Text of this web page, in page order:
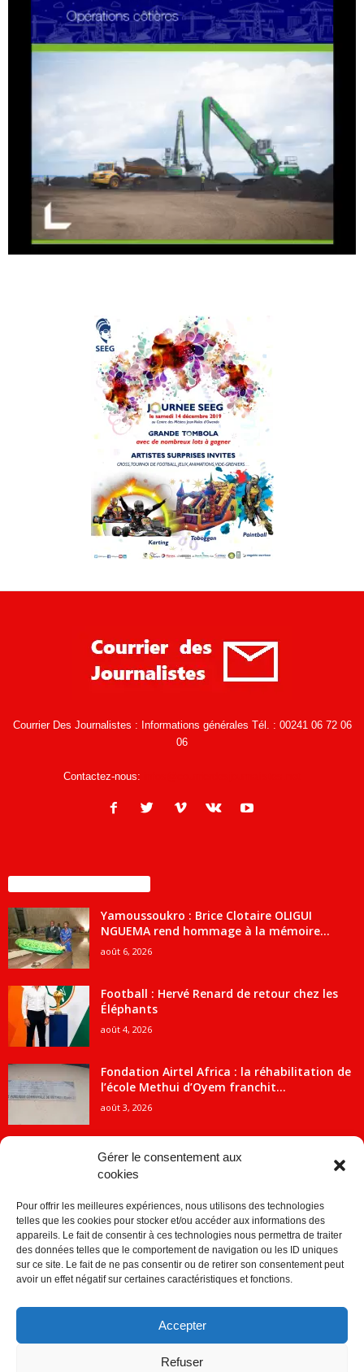
Gérer le consentement aux
cookies
Pour offrir les meilleures expériences, nous utilisons des technologies
telles que les cookies pour stocker et/ou accéder aux informations des
appareils. Le fait de consentir à ces technologies nous permettra de traiter
des données telles que le comportement de navigation ou les ID uniques
sur ce site. Le fait de ne pas consentir ou de retirer son consentement peut
avoir un effet négatif sur certaines caractéristiques et fonctions.
Accepter
Refuser
Courrier Des Journalistes : Informations générales Tél. : 00241 06 72 06
06
Contactez-nous:
Yamoussoukro : Brice Clotaire OLIGUI
NGUEMA rend hommage à la mémoire...
août 6, 2026
Football : Hervé Renard de retour chez les
Éléphants
août 4, 2026
Fondation Airtel Africa : la réhabilitation de
l’école Methui d’Oyem franchit...
août 3, 2026
ACTUALITES
Economie 2091
1840
Société
Sport 859